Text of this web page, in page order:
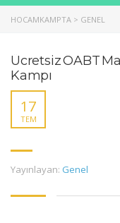
HOCAMKAMPTA > GENEL
Ücretsiz ÖABT
Kampı
17
TEM
Yayınlayan: Genel